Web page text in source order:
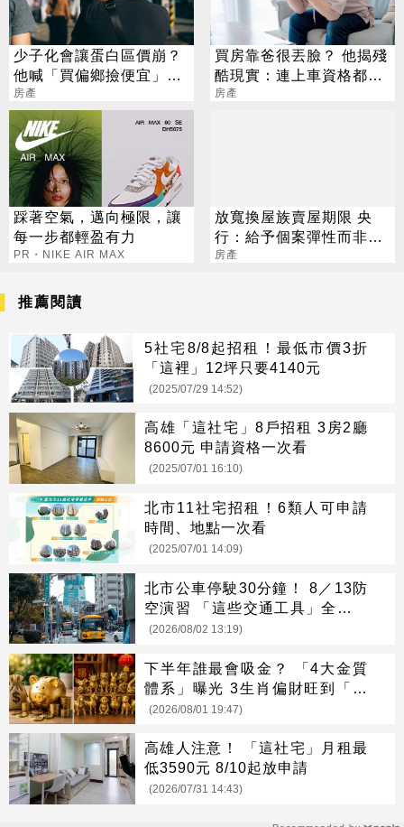
少子化會讓蛋白區價崩？
他喊「買偏鄉撿便宜」內
行人：建商不是笨蛋
房產
買房靠爸很丟臉？ 他揭殘
酷現實：連上車資格都沒
有
房產
踩著空氣，邁向極限，讓
每一步都輕盈有力
PR・NIKE AIR MAX
放寬換屋族賣屋期限 央
行：給予個案彈性而非鬆
綁管制
房產
推薦閱讀
5社宅8/8起招租！最低市價3折
「這裡」12坪只要4140元
(2025/07/29 14:52)
高雄「這社宅」8戶招租 3房2廳
8600元 申請資格一次看
(2025/07/01 16:10)
北市11社宅招租！6類人可申請
時間、地點一次看
(2025/07/01 14:09)
北市公車停駛30分鐘！ 8／13防
空演習 「這些交通工具」全面管
制
(2026/08/02 13:19)
下半年誰最會吸金？ 「4大金質
體系」曝光 3生肖偏財旺到「錢
自己找上門」
(2026/08/01 19:47)
高雄人注意！ 「這社宅」月租最
低3590元 8/10起放申請
(2026/07/31 14:43)